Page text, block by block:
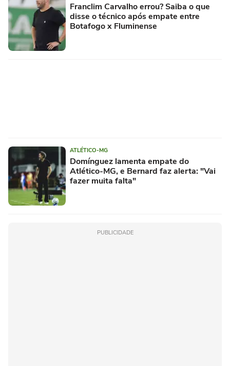
Franclim Carvalho errou? Saiba o que
disse o técnico após empate entre
Botafogo x Fluminense
ATLÉTICO-MG
Domínguez lamenta empate do
Atlético-MG, e Bernard faz alerta: "Vai
fazer muita falta"
PUBLICIDADE